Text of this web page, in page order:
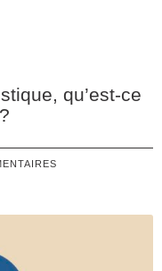
qu’est-ce